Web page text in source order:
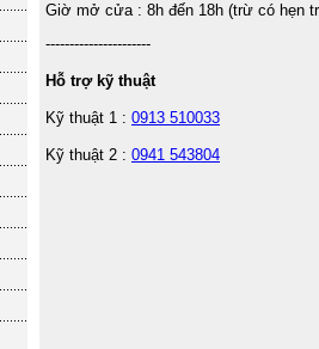
Giờ mở cửa : 8h đến 18h (trừ có hẹn
----------------------
Hỗ trợ kỹ thuật
Kỹ thuật 1 : 0913 510033
Kỹ thuật 2 : 0941 543804